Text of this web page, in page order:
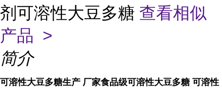
剂可溶性大豆多糖 查看相似
产品 >
简介
可溶性大豆多糖生产 厂家食品级可溶性大豆多糖 可溶性